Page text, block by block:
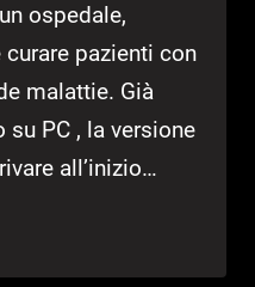
ospedale,
pazienti con
malattie. Già
PC , la versione
all’inizio…